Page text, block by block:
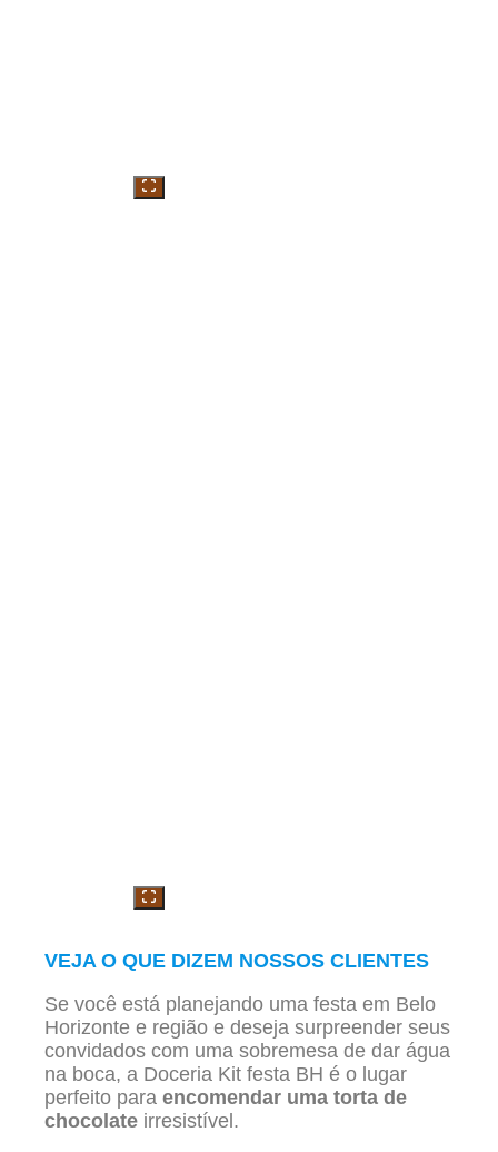
VEJA O QUE DIZEM NOSSOS CLIENTES
Se você está planejando uma festa em Belo
Horizonte e região e deseja surpreender seus
convidados com uma sobremesa de dar água
na boca, a Doceria Kit festa BH é o lugar
perfeito para encomendar uma torta de
chocolate irresistível.